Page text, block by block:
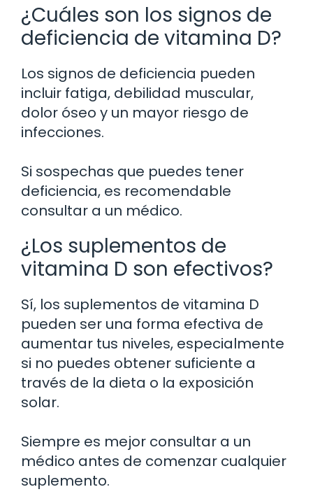
¿Cuáles son los signos de
deficiencia de vitamina D?
Los signos de deficiencia pueden
incluir fatiga, debilidad muscular,
dolor óseo y un mayor riesgo de
infecciones.
Si sospechas que puedes tener
deficiencia, es recomendable
consultar a un médico.
¿Los suplementos de
vitamina D son efectivos?
Sí, los suplementos de vitamina D
pueden ser una forma efectiva de
aumentar tus niveles, especialmente
si no puedes obtener suficiente a
través de la dieta o la exposición
solar.
Siempre es mejor consultar a un
médico antes de comenzar cualquier
suplemento.